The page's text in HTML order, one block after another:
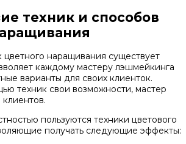
техник и способов
цветного наращивания существует
каждому мастеру лэшмейкинга
варианты для своих клиенток.
техник свои возможности, мастер
пользуются техники цветового
получать следующие эффекты: